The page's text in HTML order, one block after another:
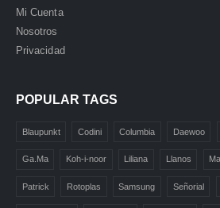
🏪 La Juana
Mi Cuenta
Nosotros
Privacidad
POPULAR TAGS
Blaupunkt Codini Columbia Daewoo
Ga.Ma Koh-i-noor Liliana Llanos
Patrick Rotoplas Samsung Señorial